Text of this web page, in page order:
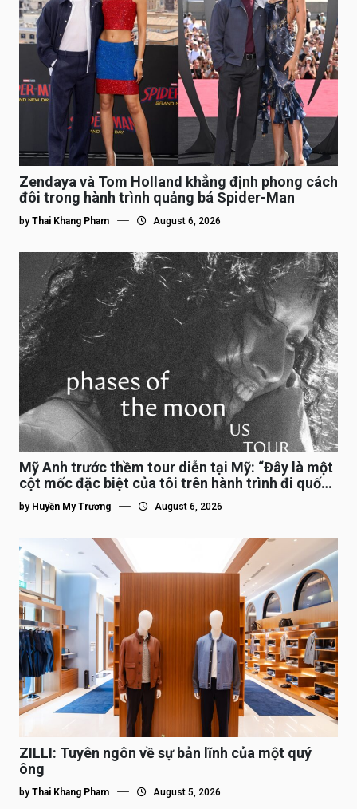
Zendaya và Tom Holland khẳng định phong cách
đôi trong hành trình quảng bá Spider-Man
by Thai Khang Pham August 6, 2026
Mỹ Anh trước thềm tour diễn tại Mỹ: “Đây là một
cột mốc đặc biệt của tôi trên hành trình đi quốc
tế”
by Huyền My Trương August 6, 2026
ZILLI: Tuyên ngôn về sự bản lĩnh của một quý
ông
by Thai Khang Pham August 5, 2026